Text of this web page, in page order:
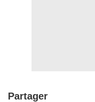
Partager